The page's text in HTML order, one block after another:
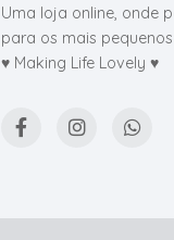
Uma loja online, onde
para os mais
♥ Making Life Lovely ♥